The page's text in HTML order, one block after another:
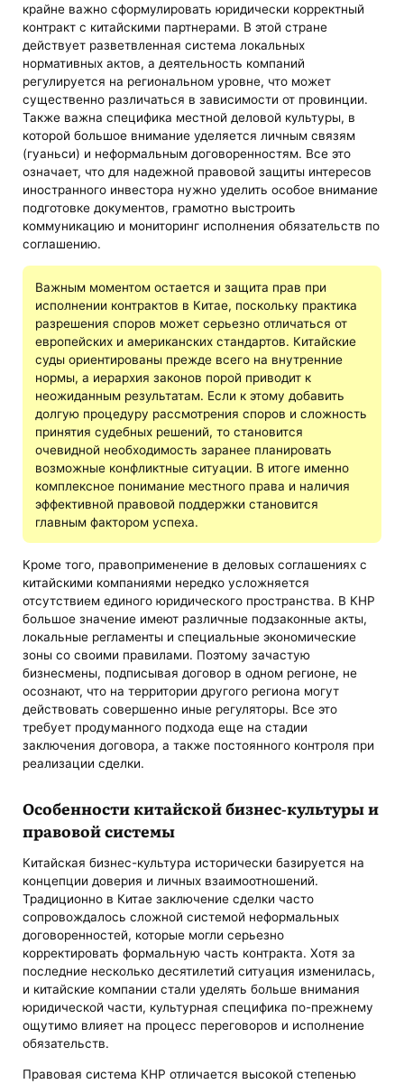
крайне важно сформулировать юридически корректный
контракт с китайскими партнерами. В этой стране
действует разветвленная система локальных
нормативных актов, а деятельность компаний
регулируется на региональном уровне, что может
существенно различаться в зависимости от провинции.
Также важна специфика местной деловой культуры, в
которой большое внимание уделяется личным связям
(гуаньси) и неформальным договоренностям. Все это
означает, что для надежной правовой защиты интересов
иностранного инвестора нужно уделить особое внимание
подготовке документов, грамотно выстроить
коммуникацию и мониторинг исполнения обязательств по
соглашению.
Важным моментом остается и защита прав при
исполнении контрактов в Китае, поскольку практика
разрешения споров может серьезно отличаться от
европейских и американских стандартов. Китайские
суды ориентированы прежде всего на внутренние
нормы, а иерархия законов порой приводит к
неожиданным результатам. Если к этому добавить
долгую процедуру рассмотрения споров и сложность
принятия судебных решений, то становится
очевидной необходимость заранее планировать
возможные конфликтные ситуации. В итоге именно
комплексное понимание местного права и наличия
эффективной правовой поддержки становится
главным фактором успеха.
Кроме того, правоприменение в деловых соглашениях с
китайскими компаниями нередко усложняется
отсутствием единого юридического пространства. В КНР
большое значение имеют различные подзаконные акты,
локальные регламенты и специальные экономические
зоны со своими правилами. Поэтому зачастую
бизнесмены, подписывая договор в одном регионе, не
осознают, что на территории другого региона могут
действовать совершенно иные регуляторы. Все это
требует продуманного подхода еще на стадии
заключения договора, а также постоянного контроля при
реализации сделки.
Особенности китайской бизнес-культуры и
правовой системы
Китайская бизнес-культура исторически базируется на
концепции доверия и личных взаимоотношений.
Традиционно в Китае заключение сделки часто
сопровождалось сложной системой неформальных
договоренностей, которые могли серьезно
корректировать формальную часть контракта. Хотя за
последние несколько десятилетий ситуация изменилась,
и китайские компании стали уделять больше внимания
юридической части, культурная специфика по-прежнему
ощутимо влияет на процесс переговоров и исполнение
обязательств.
Правовая система КНР отличается высокой степенью